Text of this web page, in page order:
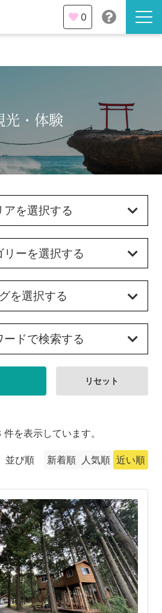
日本語
会社説明会
ーケーション
0
光・体験
アを選択する
リーを選択する
を選択する
ードで検索する
を表示しています。
並び順 新着順 人気順 近い順